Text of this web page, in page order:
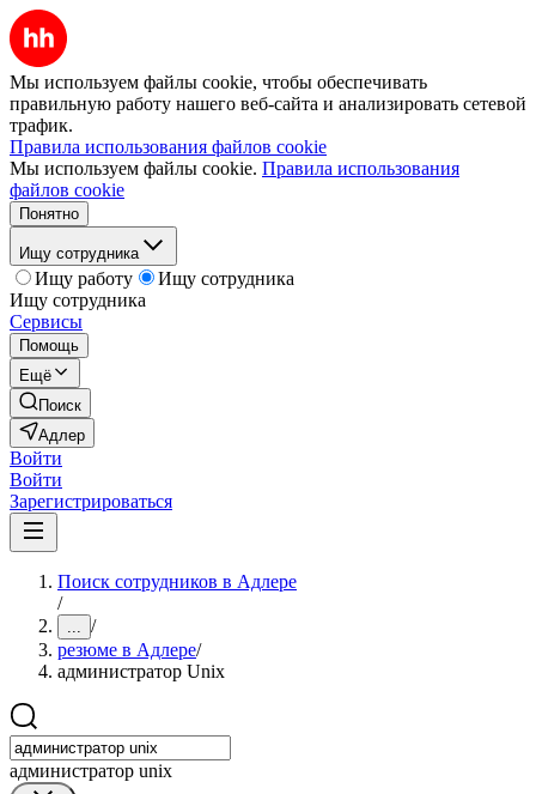
Мы используем файлы cookie, чтобы обеспечивать
правильную работу нашего веб-сайта и анализировать сетевой
трафик.
Правила использования файлов cookie
Мы используем файлы cookie. Правила использования
файлов cookie
Понятно
Ищу сотрудника
Ищу работу
Ищу сотрудника
Ищу сотрудника
Сервисы
Помощь
Ещё
Поиск
Адлер
Войти
Войти
Зарегистрироваться
Поиск сотрудников в Адлере
/
... /
резюме в Адлере/
администратор Unix
администратор unix